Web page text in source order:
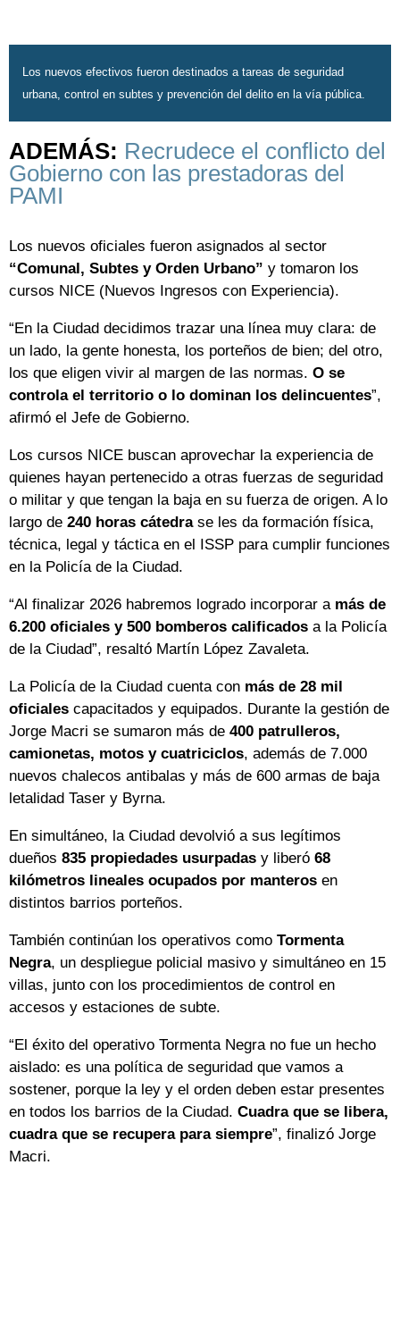
Los nuevos efectivos fueron destinados a tareas de seguridad
urbana, control en subtes y prevención del delito en la vía pública.
ADEMÁS: Recrudece el conflicto del
Gobierno con las prestadoras del
PAMI
Los nuevos oficiales fueron asignados al sector
“Comunal, Subtes y Orden Urbano” y tomaron los
cursos NICE (Nuevos Ingresos con Experiencia).
“En la Ciudad decidimos trazar una línea muy clara: de
un lado, la gente honesta, los porteños de bien; del otro,
los que eligen vivir al margen de las normas. O se
controla el territorio o lo dominan los delincuentes”,
afirmó el Jefe de Gobierno.
Los cursos NICE buscan aprovechar la experiencia de
quienes hayan pertenecido a otras fuerzas de seguridad
o militar y que tengan la baja en su fuerza de origen. A lo
largo de 240 horas cátedrase les da formación física,
técnica, legal y táctica en el ISSP para cumplir funciones
en la Policía de la Ciudad.
“Al finalizar 2026 habremos logrado incorporar a más de
6.200 oficiales y 500 bomberos calificados a la Policía
de la Ciudad”, resaltó Martín López Zavaleta.
La Policía de la Ciudad cuenta con más de 28 mil
oficiales capacitados y equipados. Durante la gestión de
Jorge Macri se sumaron más de 400 patrulleros,
camionetas, motos y cuatriciclos, además de 7.000
nuevos chalecos antibalas y más de 600 armas de baja
letalidad Taser y Byrna.
En simultáneo, la Ciudad devolvió a sus legítimos
dueños 835 propiedades usurpadas y liberó 68
kilómetros lineales ocupados por manteros en
distintos barrios porteños.
También continúan los operativos como Tormenta
Negra, un despliegue policial masivo y simultáneo en 15
villas, junto con los procedimientos de control en
accesos y estaciones de subte.
“El éxito del operativo Tormenta Negra no fue un hecho
aislado: es una política de seguridad que vamos a
sostener, porque la ley y el orden deben estar presentes
en todos los barrios de la Ciudad. Cuadra que se libera,
cuadra que se recupera para siempre”, finalizó Jorge
Macri.